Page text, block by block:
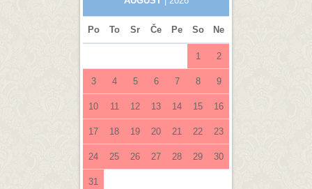
Po To Sr Če Pe So Ne
1 2
3 4 5 6 7 8 9
10 11 12 13 14 15 16
17 18 19 20 21 22 23
24 25 26 27 28 29 30
31